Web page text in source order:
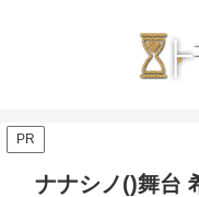
PR
ナナシノ()舞台